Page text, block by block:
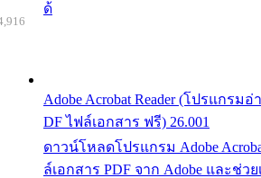
ด้
Adobe Acrobat Reader (โปรแกรม
DF ไฟล์เอกสาร ฟรี) 26.001
ดาวน์โหลดโปรแกรม Adobe
ล์เอกสาร PDF จาก Adobe และช่